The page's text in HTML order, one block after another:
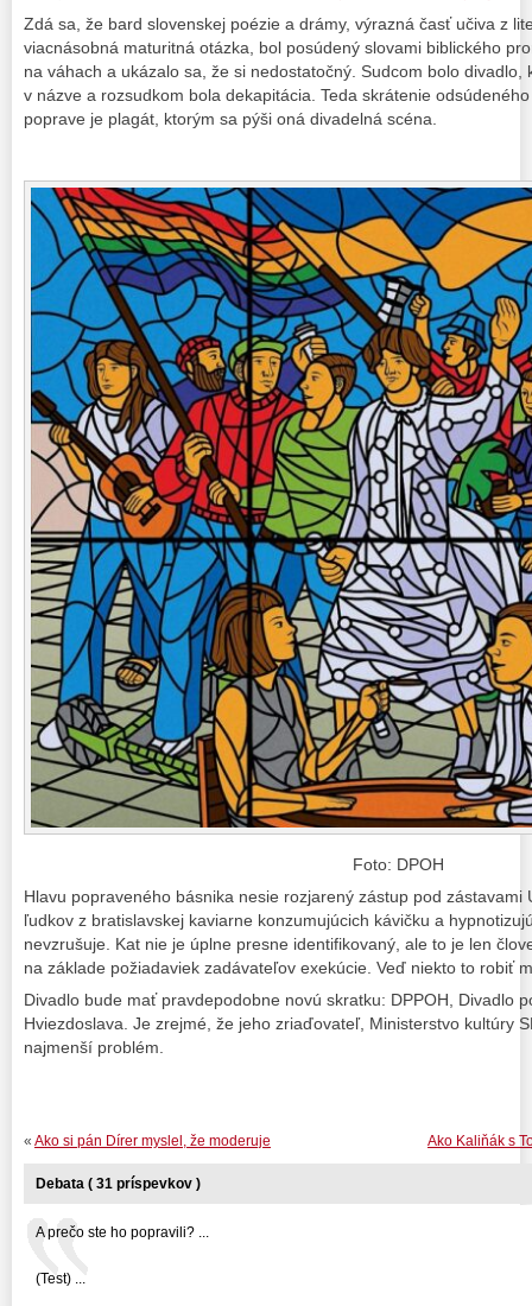
Zdá sa, že bard slovenskej poézie a drámy, výrazná časť učiva z
viacnásobná maturitná otázka, bol posúdený slovami biblického
na váhach a ukázalo sa, že si nedostatočný. Sudcom bolo divadlo,
v názve a rozsudkom bola dekapitácia. Teda skrátenie
poprave je plagát, ktorým sa pýši oná divadelná scéna.
Foto: DPOH
Hlavu popraveného básnika nesie rozjarený zástup pod zástavami
ľudkov z bratislavskej kaviarne konzumujúcich kávičku a
nevzrušuje. Kat nie je úplne presne identifikovaný, ale to je len
na základe požiadaviek zadávateľov exekúcie. Veď niekto to robiť
Divadlo bude mať pravdepodobne novú skratku: DPPOH, Divadlo
Hviezdoslava. Je zrejmé, že jeho zriaďovateľ, Ministerstvo kultúry
najmenší problém.
Ako Kaliňák s
« Ako si pán Dírer myslel, že moderuje
Debata ( 31 príspevkov )
A prečo ste ho popravili? ...
(Test) ...